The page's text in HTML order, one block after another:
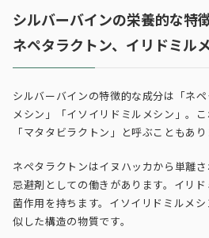
シルバーバインの栄養的な特
ネペタラクトン、イリドミル
シルバーバインの特徴的な成分は「ネ
メシン」「イソイリドミルメシン」。
「マタタビラクトン」と呼ぶこともあり
ネペタラクトンはイヌハッカから単離
忌避剤としての働きがあります。イリ
菌作用を持ちます。イソイリドミルメ
似した構造の物質です。